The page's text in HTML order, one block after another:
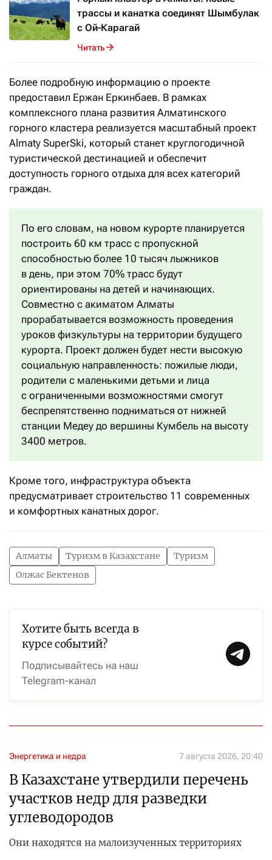
трассы и канатка соединят Шымбулак
с Ой-Карагай
Читать
Более подробную информацию о проекте
предоставил Ержан Еркинбаев. В рамках
комплексного плана развития Алматинского
горного кластера реализуется масштабный проект
Almaty SuperSki, который станет круглогодичной
туристической дестинацией и обеспечит
доступность горного отдыха для всех категорий
граждан.
По его словам, на новом курорте планируется
построить 60 км трасс с пропускной
способностью более 10 тысяч лыжников
в день, при этом 70% трасс будут
ориентированы на детей и начинающих.
Совместно с акиматом Алматы
прорабатывается возможность проведения
уроков физкультуры на территории будущего
курорта. Проект должен будет нести высокую
социальную направленность: пожилые люди,
родители с маленькими детьми и лица
с ограниченными возможностями смогут
беспрепятственно подниматься от нижней
станции Медеу до вершины Кумбель на высоту
3400 метров.
Кроме того, инфраструктура объекта
предусматривает строительство 11 современных
и комфортных канатных дорог.
Алматы Туризм в Казахстане
Туризм
Олжас Бектенов
Хотите быть всегда в
курсе событий?
Подписывайтесь на наш
Telegram-канал
Энергетика и недра 7 августа 2026, 20:40
В Казахстане утвердили перечень
участков недр для разведки
углеводородов
Они находятся на малоизученных территориях